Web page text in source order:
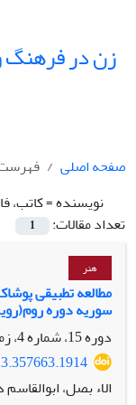
زن در فرهنگ
صفحه اصلی
نویسنده =کاتب،
تعداد مقالات:
1
هنر
مطالعه تطبیقی
سوریه دوره
دوره 15، شماره 4، زمستان 1402، صفحه
الاء بصل،